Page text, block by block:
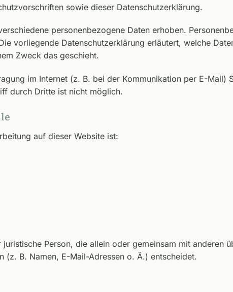
sowie dieser Datenschutzerklärung.
personenbezogene Daten erhoben.
vorliegende Datenschutzerklärung erläutert, welche
Zweck das geschieht.
im Internet (z. B. bei der Kommunikation per E-Mail)
durch Dritte ist nicht möglich.
auf dieser Website ist:
Person, die allein oder gemeinsam mit anderen
(z. B. Namen, E-Mail-Adressen o. Ä.) entscheidet.